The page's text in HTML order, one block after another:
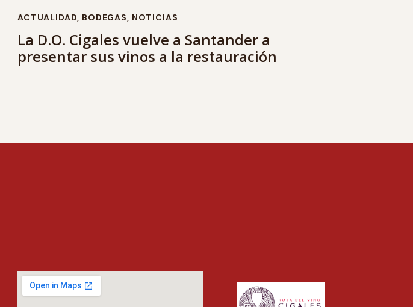
ACTUALIDAD, BODEGAS, NOTICIAS
La D.O. Cigales vuelve a Santander a
presentar sus vinos a la restauración